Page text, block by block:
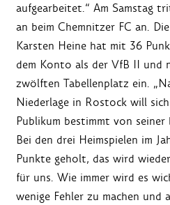
aufgearbeitet.“ Am Samstag
an beim Chemnitzer FC an.
Karsten Heine hat mit 36
dem Konto als der VfB II und
zwölften Tabellenplatz ein.
Niederlage in Rostock will
Publikum bestimmt von seiner
Bei den drei Heimspielen im
Punkte geholt, das wird
für uns. Wie immer wird es
wenige Fehler zu machen und